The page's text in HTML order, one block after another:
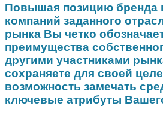
Повышая позицию бренда
компаний заданного
рынка Вы четко
преимущества
другими участниками
сохраняете для своей
возможность замечать
ключевые атрибуты